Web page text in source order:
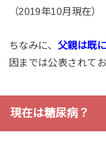
（2019年10月現在）
ちなみに、 父親は既
因までは公表されて
現在は糖尿病？